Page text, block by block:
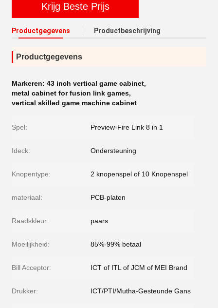
Krijg Beste Prijs
Productgegevens Productbeschrijving
Productgegevens
Markeren: 43 inch vertical game cabinet,
metal cabinet for fusion link games,
vertical skilled game machine cabinet
Spel: Preview-Fire Link 8 in 1
Ideck: Ondersteuning
Knopentype: 2 knopenspel of 10 Knopenspel
materiaal: PCB-platen
Raadskleur: paars
Moeilijkheid: 85%-99% betaal
Bill Acceptor: ICT of ITL of JCM of MEI Brand
Drukker: ICT/PTI/Mutha-Gesteunde Gans